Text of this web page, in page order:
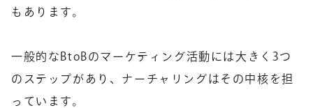
もあります。
一般的なBtoBのマーケティング活動には大きく3つ
のステップがあり、ナーチャリングはその中核を担
っています。